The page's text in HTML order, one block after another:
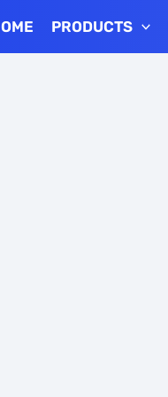
PRODUCTS